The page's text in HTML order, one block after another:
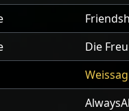
Die